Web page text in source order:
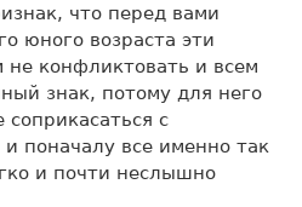
что перед вами
юного возраста эти
не конфликтовать и всем
знак, потому для него
с
поначалу все именно так
и почти неслышно